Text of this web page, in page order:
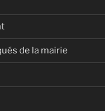
de la mairie